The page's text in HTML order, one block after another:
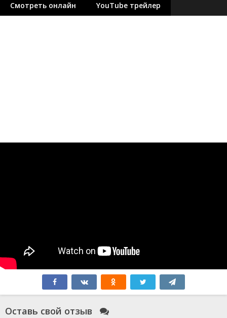
Смотреть онлайн YouTube трейлер
Оставь свой отзыв